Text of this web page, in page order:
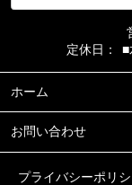
定休日：
■
ホーム
お問い合わせ
プライバシーポリ